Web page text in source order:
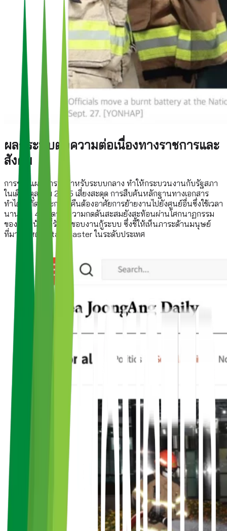
ผลกระทบต่อความต่อเนื่องทางราชการและ
สังคม
การขาดแผนสำรองสำหรับระบบกลาง ทำให้กระบวนงานกับรัฐสภา
ในเดือนตุลาคม 2025 เสี่ยงสะดุด การสืบค้นหลักฐานทางเอกสาร
ทำได้จำกัด และการกู้คืนต้องอาศัยการย้ายงานไปยังศูนย์อื่นซึ่งใช้เวลา
นานกว่า 4 สัปดาห์ ความกดดันสะสมยังสะท้อนผ่านโศกนาฏกรรม
ของเจ้าหน้าที่ที่รับผิดชอบงานกู้ระบบ ซึ่งชี้ให้เห็นภาระด้านมนุษย์
ที่มากับเหตุ Data Disaster ในระดับประเทศ